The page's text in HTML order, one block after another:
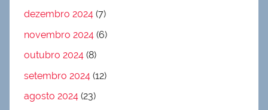
dezembro 2024 (7)
novembro 2024 (6)
outubro 2024 (8)
setembro 2024 (12)
agosto 2024 (23)